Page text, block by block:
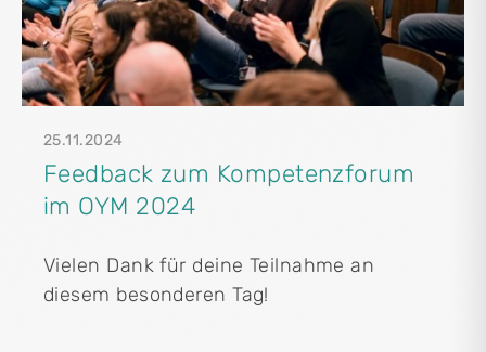
25.11.2024
Feedback zum Kompetenzforum
im OYM 2024
Vielen Dank für deine Teilnahme an
diesem besonderen Tag!